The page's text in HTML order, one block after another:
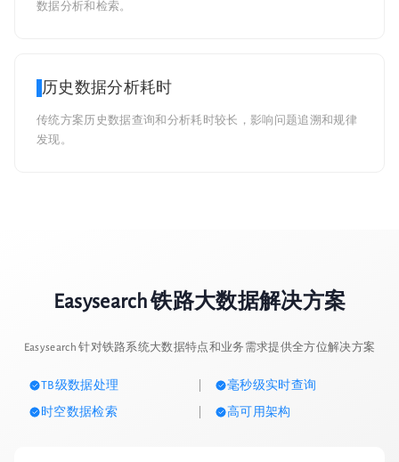
数据分析和检索。
历史数据分析耗时
传统方案历史数据查询和分析耗时较长，影响问题追溯和规律
发现。
Easysearch 铁路大数据解决方案
Easysearch 针对铁路系统大数据特点和业务需求提供全方位解决方案
TB级数据处理 毫秒级实时查询
时空数据检索 高可用架构